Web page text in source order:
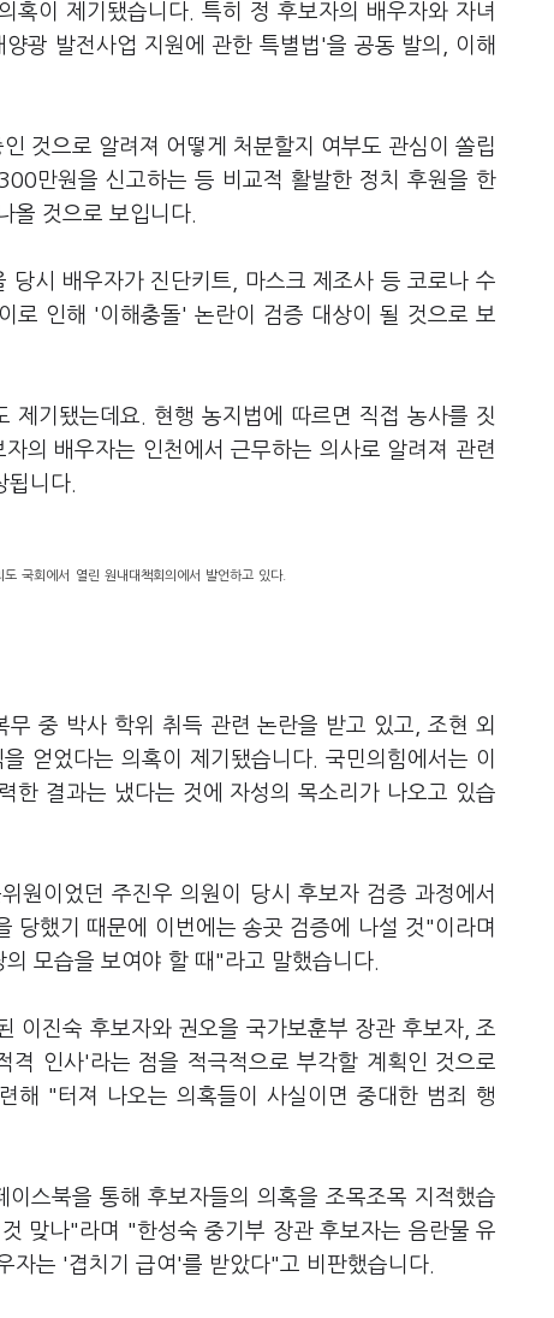
혹이 제기됐습니다. 특히 정 후보자의 배우자와 자녀
광 발전사업 지원에 관한 특별법'을 공동 발의, 이해
것으로 알려져 어떻게 처분할지 여부도 관심이 쏠립
만원을 신고하는 등 비교적 활발한 정치 후원을 한
올 것으로 보입니다.
시 배우자가 진단키트, 마스크 제조사 등 코로나 수
로 인해 '이해충돌' 논란이 검증 대상이 될 것으로 보
기됐는데요. 현행 농지법에 따르면 직접 농사를 짓
의 배우자는 인천에서 근무하는 의사로 알려져 관련
됩니다.
국회에서 열린 원내대책회의에서 발언하고 있다.
중 박사 학위 취득 관련 논란을 받고 있고, 조현 외
얻었다는 의혹이 제기됐습니다. 국민의힘에서는 이
한 결과는 냈다는 것에 자성의 목소리가 나오고 있습
원이었던 주진우 의원이 당시 후보자 검증 과정에서
당했기 때문에 이번에는 송곳 검증에 나설 것"이라며
모습을 보여야 할 때"라고 말했습니다.
이진숙 후보자와 권오을 국가보훈부 장관 후보자, 조
인사'라는 점을 적극적으로 부각할 계획인 것으로
해 "터져 나오는 의혹들이 사실이면 중대한 범죄 행
스북을 통해 후보자들의 의혹을 조목조목 지적했습
맞나"라며 "한성숙 중기부 장관 후보자는 음란물 유
자는 '겹치기 급여'를 받았다"고 비판했습니다.